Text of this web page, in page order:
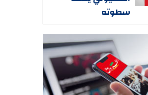
سطوته